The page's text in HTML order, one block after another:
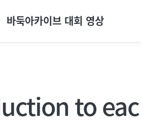
바둑아카이브 대회 영상
대회
to